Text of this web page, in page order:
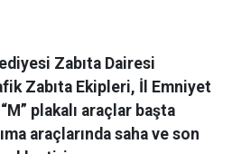
Zabıta Dairesi
Zabıta Ekipleri, İl Emniyet
plakalı araçlar başta
araçlarında saha ve son